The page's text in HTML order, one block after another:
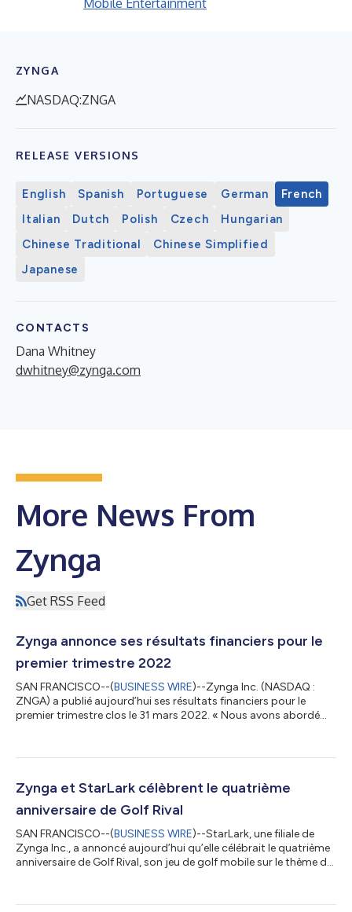
Mobile Entertainment
ZYNGA
NASDAQ:ZNGA
RELEASE VERSIONS
English Spanish Portuguese German
French
Italian
Dutch Polish Czech
Hungarian
Chinese Traditional
Chinese Simplified
Japanese
CONTACTS
Dana Whitney
dwhitney@zynga.com
More News From
Zynga
Get RSS Feed
Zynga annonce ses résultats financiers pour le
premier trimestre 2022
SAN FRANCISCO--(BUSINESS WIRE)--Zynga Inc. (NASDAQ :
ZNGA) a publié aujourd’hui ses résultats financiers pour le
premier trimestre clos le 31 mars 2022. « Nous avons abordé
élevés jamais atteints, favorisés par notre portefeuille de jeux
travers la poursuite de la mise en œuvre de notre stratégie de
croissance plu...
Zynga et StarLark célèbrent le quatrième
anniversaire de Golf Rival
SAN FRANCISCO--(BUSINESS WIRE)--StarLark, une filiale de
Zynga Inc., a annoncé aujourd’hui qu’elle célébrait le quatrième
anniversaire de Golf Rival, son jeu de golf mobile sur le thème de
croissance passionnante du titre, StarLark présente les étapes